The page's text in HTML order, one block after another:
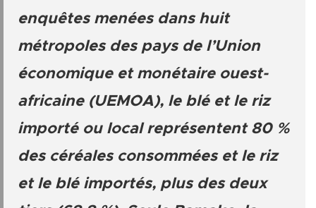
enquêtes menées dans huit
métropoles des pays de l’Union
économique et monétaire ouest-
africaine (UEMOA), le blé et le riz
importé ou local représentent 80 %
des céréales consommées et le riz
et le blé importés, plus des deux